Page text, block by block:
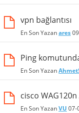
vpn bağlantısı
En Son Yazanares
Ping
En Son Yazan
cisco WAG120n
En Son YazanVU 07-